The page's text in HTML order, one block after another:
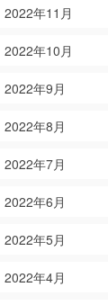
2022年11月
2022年10月
2022年9月
2022年8月
2022年7月
2022年6月
2022年5月
2022年4月